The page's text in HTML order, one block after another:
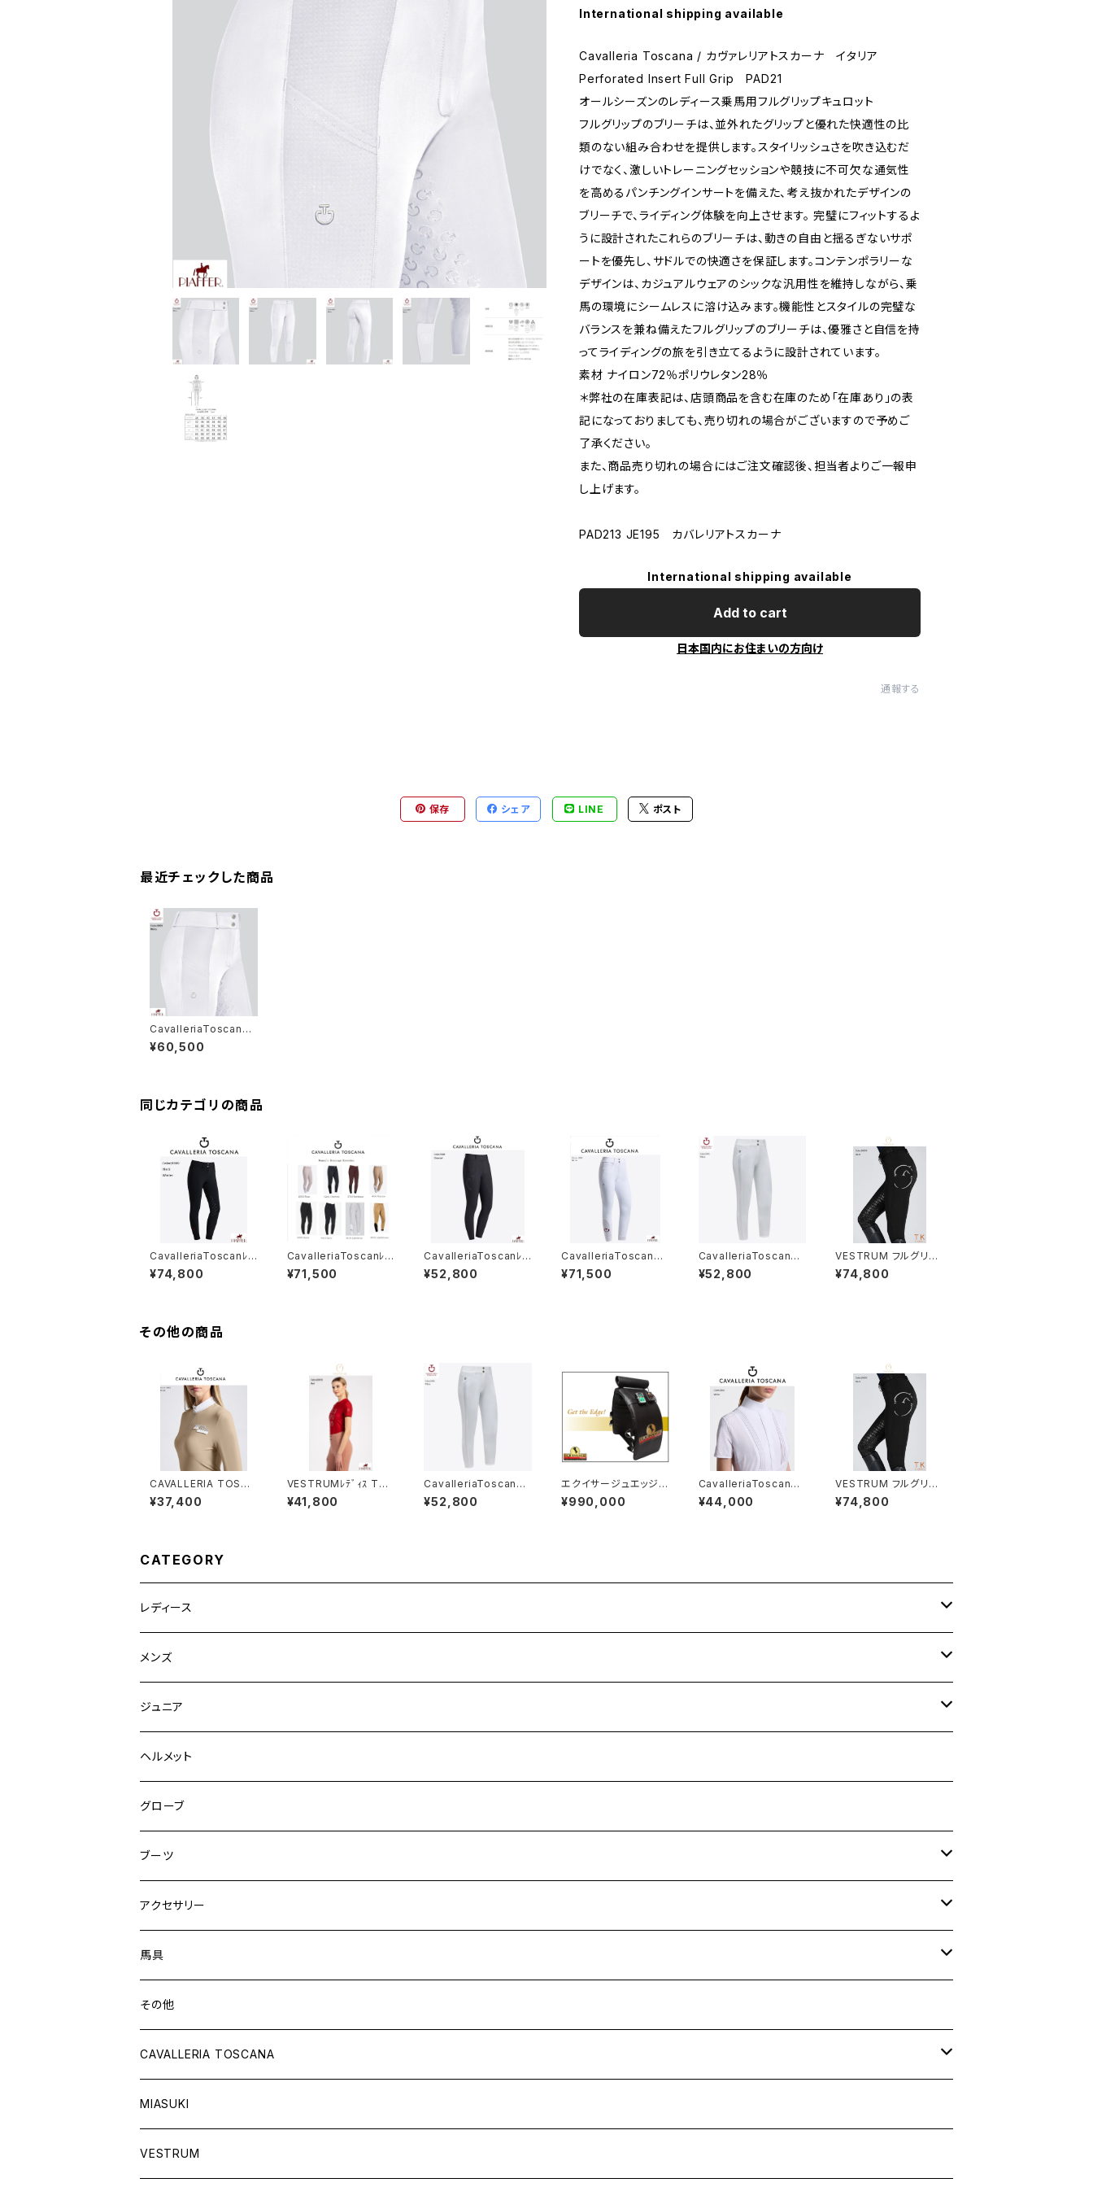
International shipping available
Cavalleria Toscana / カヴァレリアトスカーナ イタリア
Perforated Insert Full Grip PAD21
オールシーズンのレディース乗馬用フルグリップキュロット
フルグリップのブリーチは、並外れたグリップと優れた快適性の比
類のない組み合わせを提供します。スタイリッシュさを吹き込むだ
けでなく、激しいトレーニングセッションや競技に不可欠な通気性
を高めるパンチングインサートを備えた、考え抜かれたデザインの
ブリーチで、ライディング体験を向上させます。 完璧にフィットするよ
うに設計されたこれらのブリーチは、動きの自由と揺るぎないサポ
ートを優先し、サドルでの快適さを保証します。コンテンポラリーな
デザインは、カジュアルウェアのシックな汎用性を維持しながら、乗
馬の環境にシームレスに溶け込みます。機能性とスタイルの完璧な
バランスを兼ね備えたフルグリップのブリーチは、優雅さと自信を持
ってライディングの旅を引き立てるように設計されています。
素材 ナイロン72％ポリウレタン28％
＊弊社の在庫表記は、店頭商品を含む在庫のため「在庫あり」の表
記になっておりましても、売り切れの場合がございますので予めご
了承ください。
また、商品売り切れの場合にはご注文確認後、担当者よりご一報申
し上げます。
PAD213 JE195 カバレリアトスカーナ
International shipping available
Add to cart
日本国内にお住まいの方向け
通報する
保存 シェア LINE ポスト
最近チェックした商品
CavalleriaToscana
レディース白FGキュロ
ットPAD213 JE195
¥60,500
同じカテゴリの商品
CavalleriaToscanﾚ
ﾃﾞｨｽ裏起毛フルグリップ
キュロットPAD096 JV
¥74,800
CavalleriaToscanﾚ
ﾃﾞｨｽフルグリップキュロ
ットPAD096 JE010
¥71,500
CavalleriaToscanﾚ
ﾃﾞｨｽフルグリップレギン
ス PAD230 JE195
¥52,800
CavalleriaToscana
レディース白FGキュロ
ットPAD096 JE010
¥71,500
CavalleriaToscana
レディース白FGキュロ
ットPAD211 JE195
¥52,800
VESTRUM フルグリッ
プブリーチW1023650
74
¥74,800
その他の商品
CAVALLERIA TOSCA
NAﾚﾃﾞｨｽ LSシャツCA
D270PA005
¥37,400
VESTRUMﾚﾃﾞｨｽ Tシ
ャツ W633860002
¥41,800
CavalleriaToscana
レディース白FGキュロ
ットPAD211 JE195
¥52,800
エクイサージュエッジ /
EQUISSAGE EDGE 〜
バイブレーションで全身
¥990,000
CavalleriaToscana
SS 競技用シャツ CA
D098JF024
¥44,000
VESTRUM フルグリッ
プブリーチW1023650
74
¥74,800
CATEGORY
レディース
競技用ジャケット
キュロット
フルグリップ
ニーグリップ
シャツ
ウェア
アウター
シャツ
メンズ
競技用ジャケット
キュロット
フルグリップ
ニーグリップ
シャツ
ウェア
アウター
シャツ
ジュニア
キュロット
ウエア
ヘルメット
グローブ
ブーツ
ロングブーツ（既製品）
オーダーロングブーツ
ショートブーツ
チャップス
アクセサリー
ベルト
グローブ
ソックス
キャップ
アスコットタイ
馬具
サドルパッド
イヤーネット
バンデージ
ラグ
その他
CAVALLERIA TOSCANA
レディス
競技用ジャケット
メンズ
MIASUKI
VESTRUM